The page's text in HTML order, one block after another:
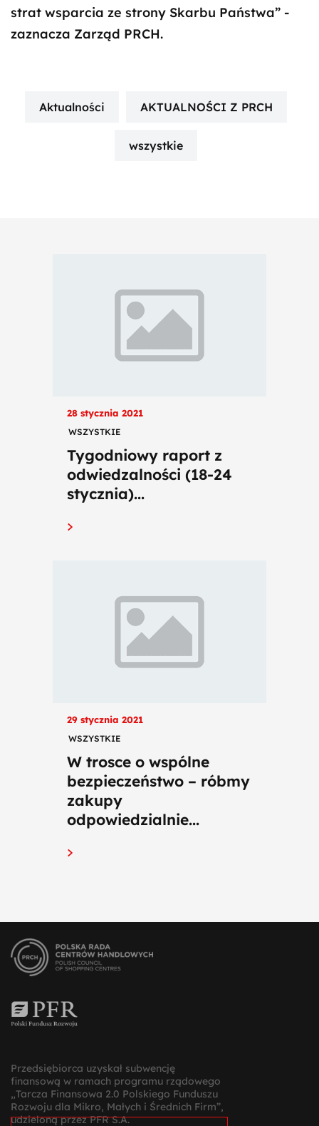
strat wsparcia ze strony Skarbu Państwa” -
zaznacza Zarząd PRCH.
Aktualności AKTUALNOŚCI Z PRCH
wszystkie
28 stycznia 2021
WSZYSTKIE
Tygodniowy raport z
odwiedzalności (18-24
stycznia)...
29 stycznia 2021
WSZYSTKIE
W trosce o wspólne
bezpieczeństwo – róbmy
zakupy
odpowiedzialnie...
Przedsiębiorca uzyskał subwencję
finansową w ramach programu rządowego
„Tarcza Finansowa 2.0 Polskiego Funduszu
Rozwoju dla Mikro, Małych i Średnich Firm”,
udzieloną przez PFR S.A.